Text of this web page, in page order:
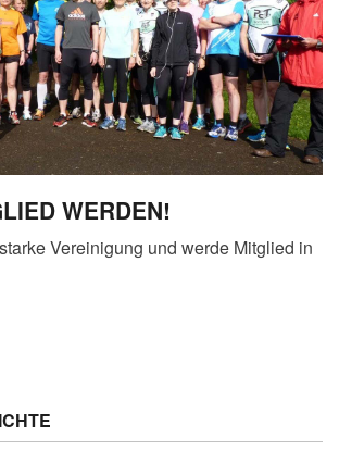
WERDEN!
Vereinigung und werde Mitglied in